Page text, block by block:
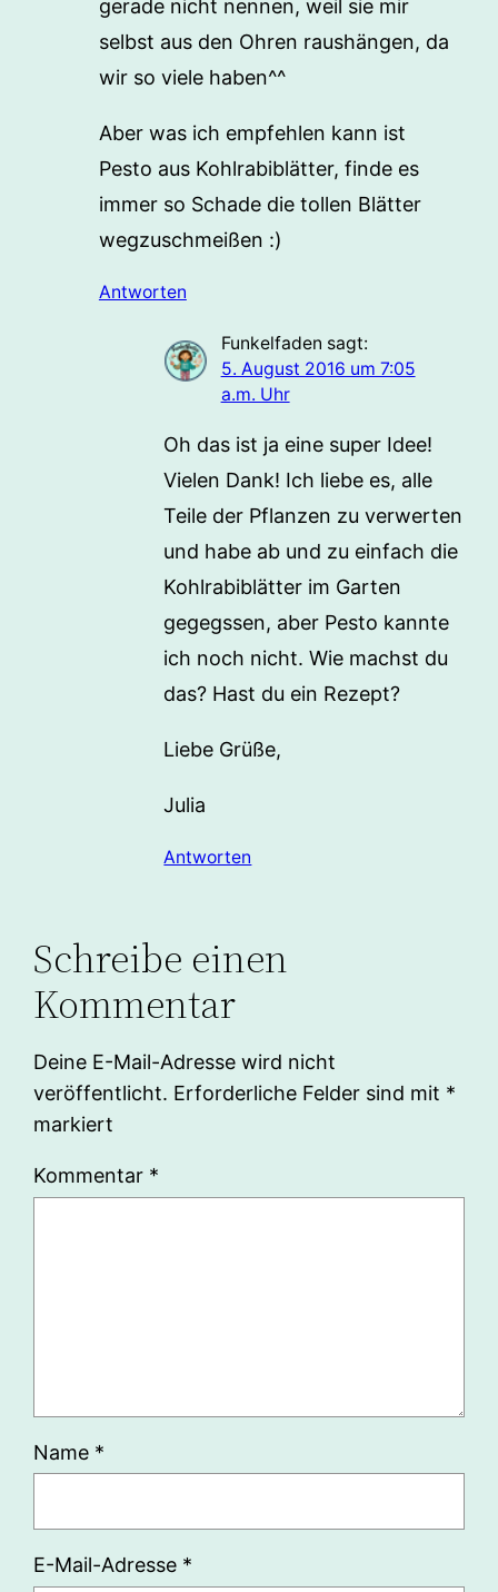
gerade nicht nennen, weil sie mir
selbst aus den Ohren raushängen, da
wir so viele haben^^
Aber was ich empfehlen kann ist
Pesto aus Kohlrabiblätter, finde es
immer so Schade die tollen Blätter
wegzuschmeißen :)
Antworten
Funkelfaden sagt:
5. August 2016 um 7:05
a.m. Uhr
Oh das ist ja eine super Idee!
Vielen Dank! Ich liebe es, alle
Teile der Pflanzen zu verwerten
und habe ab und zu einfach die
Kohlrabiblätter im Garten
gegegssen, aber Pesto kannte
ich noch nicht. Wie machst du
das? Hast du ein Rezept?
Liebe Grüße,
Julia
Antworten
Schreibe einen
Kommentar
Deine E-Mail-Adresse wird nicht
veröffentlicht. Erforderliche Felder sind mit *
markiert
Kommentar *
Name *
E-Mail-Adresse *